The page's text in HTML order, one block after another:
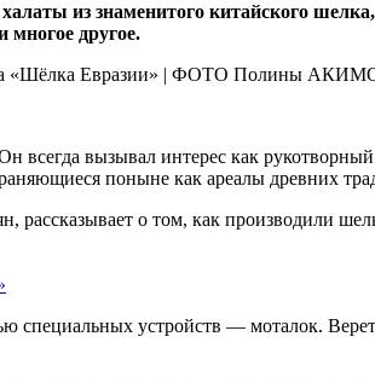
из знаменитого китайского
другое.
вызывал интерес как
поныне как ареалы древних
о том, как производили
специальных устройств — моталок.